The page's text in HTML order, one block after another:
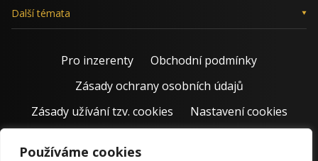
Používáme cookies
Další témata
Pro inzerenty
Obchodní podmínky
Zásady ochrany osobních údajů
Zásady užívání tzv. cookies
Nastavení cookies